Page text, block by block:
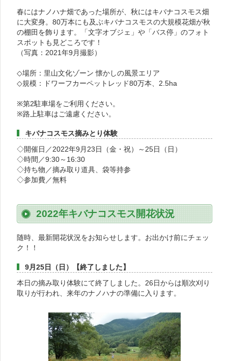
春にはナノハナ畑であった場所が、秋にはキバナコスモス畑
に大変身。80万本にも及ぶキバナコスモスの大規模花畑が秋
の棚田を飾ります。「文字オブジェ」や「バス停」のフォト
スポットも見どころです！
（写真：2021年9月撮影）
◇場所：里山文化ゾーン 懐かしの風景エリア
◇規模：ドワーフカーペットレッド80万本、2.5ha
※第2駐車場をご利用ください。
※路上駐車はご遠慮ください。
キバナコスモス摘みとり体験
◇開催日／2022年9月23日（金・祝）～25日（日）
◇時間／9:30～16:30
◇持ち物／摘み取り道具、袋等持参
◇参加費／無料
2022年キバナコスモス開花状況
随時、最新開花状況をお知らせします。お出かけ前にチェッ
ク！！
9月25日（日）【終了しました】
本日の摘み取り体験にて終了しました。26日からは順次刈り
取りが行われ、来年のナノハナの準備に入ります。